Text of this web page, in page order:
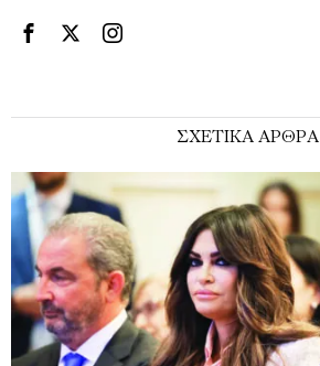
ΣΧΕΤΙΚΑ ΑΡΘΡΑ